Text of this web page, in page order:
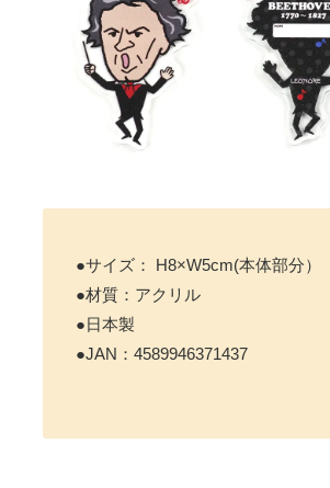
●サイズ： H8×W5cm(本体部分）
●材質：アクリル
●日本製
●JAN：4589946371437